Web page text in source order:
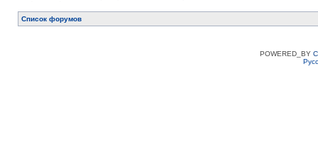
Список форумов
POWERED_BY